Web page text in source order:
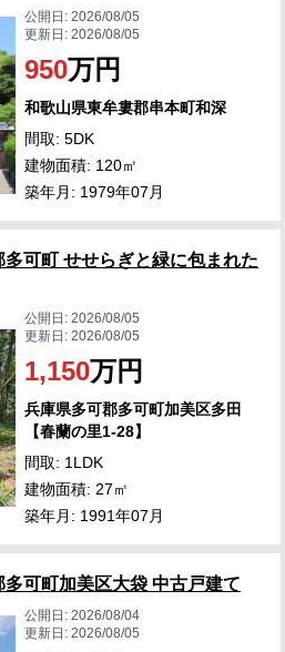
公開日:2026/08/05
更新日:2026/08/05
950万円
和歌山県東牟婁郡串本町和深
間取: 5DK
建物面積: 120㎡
築年月: 1979年07月
多可町 せせらぎと緑に包まれた
公開日:2026/08/05
更新日:2026/08/05
1,150万円
兵庫県多可郡多可町加美区多田
【春蘭の里1-28】
間取: 1LDK
建物面積: 27㎡
築年月: 1991年07月
多可町加美区大袋 中古戸建て
公開日:2026/08/04
更新日:2026/08/05